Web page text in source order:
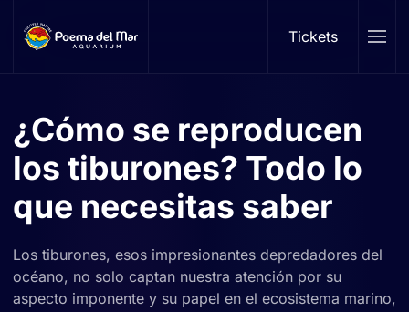
Skip to main content Tickets
¿Cómo se reproducen
los tiburones? Todo lo
que necesitas saber
Los tiburones, esos impresionantes depredadores del
océano, no solo captan nuestra atención por su
aspecto imponente y su papel en el ecosistema marino,